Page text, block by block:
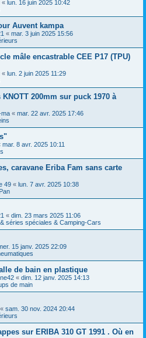
« lun. 16 juin 2025 10:42
Auvent kampa
« mar. 3 juin 2025 15:56
mâle encastrable CEE P17 (TPU)
« lun. 2 juin 2025 11:29
200mm sur puck 1970 à
« mar. 22 avr. 2025 17:46
mar. 8 avr. 2025 10:11
caravane Eriba Fam sans carte
49 « lun. 7 avr. 2025 10:38
« dim. 23 mars 2025 11:06
séries spéciales & Camping-Cars
15 janv. 2025 22:09
de bain en plastique
« dim. 12 janv. 2025 14:13
de main
« sam. 30 nov. 2024 20:44
sur ERIBA 310 GT 1991 . Où en